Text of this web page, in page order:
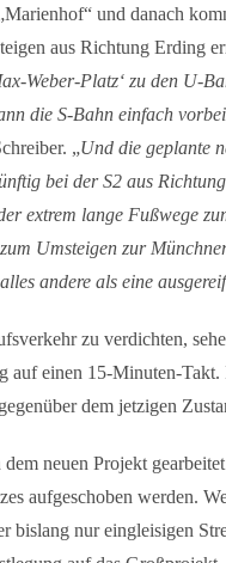
und danach
aus Richtung Erding
Weber-Platz‘ zu den U-
die S-Bahn einfach
„Und die geplante
bei der S2 aus
extrem lange Fußwege
Umsteigen zur
andere als eine
zu verdichten,
einen 15-Minuten-Takt.
dem jetzigen
neuen Projekt
aufgeschoben werden.
bislang nur eingleisigen